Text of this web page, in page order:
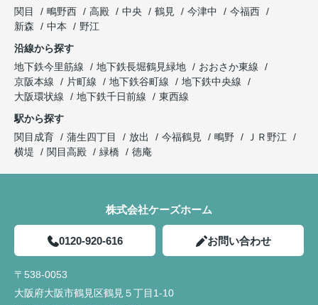
関目
鴫野西 高殿 中央 鶴見 今津中
今福西
新森
中本
野江
沿線から探す
地下鉄今里筋線
地下鉄長堀鶴見緑地
おおさか東線
京阪本線
片町線 地下鉄谷町線
地下鉄中央線
大阪環状線
地下鉄千日前線
東西線
駅から探す
関目成育
蒲生四丁目 放出 今福鶴見 鴫野
ＪＲ野江
横堤
関目高殿 緑橋 徳庵
株式会社ケーズホーム
0120-920-616 お問い合わせ
〒538-0053
大阪府大阪市鶴見区鶴見５丁目1-10